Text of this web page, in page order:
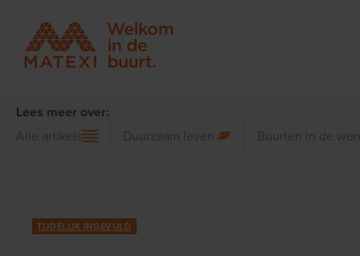
Lees meer over:
Alle artikels Duurzaam leven Buurten in de
TIJDELIJK INGEVULD